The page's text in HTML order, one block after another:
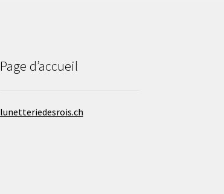
Page d’accueil
lunetteriedesrois.ch